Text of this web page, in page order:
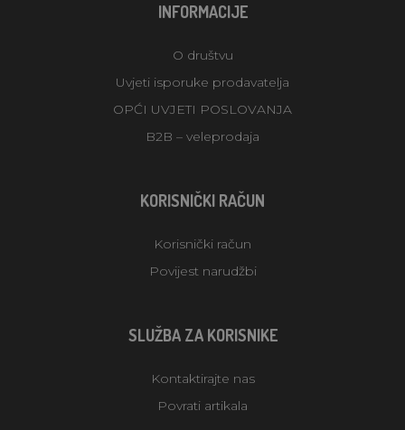
INFORMACIJE
O društvu
Uvjeti isporuke prodavatelja
OPĆI UVJETI POSLOVANJA
B2B – veleprodaja
KORISNIČKI RAČUN
Korisnički račun
Povijest narudžbi
SLUŽBA ZA KORISNIKE
Kontaktirajte nas
Povrati artikala